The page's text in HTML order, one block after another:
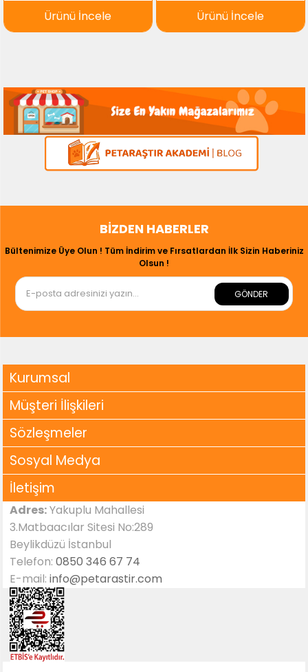
Ürünü İncele Ürünü İncele
BIZDEN HABERLER
Bültenimize Üye Olun ! Tüm İndirim ve Fırsatlardan İlk Sizin Haberiniz
Olsun !
GÖNDER
Kurumsal
Müşteri İlişkileri
Sözleşmeler
Sosyal Medya
İletişim
Adres:Yakuplu Mahallesi
3.Matbaacılar Sitesi No:289
Beylikdüzü İstanbul
Telefon:0850 346 67 74
E-mail:info@petarastir.com